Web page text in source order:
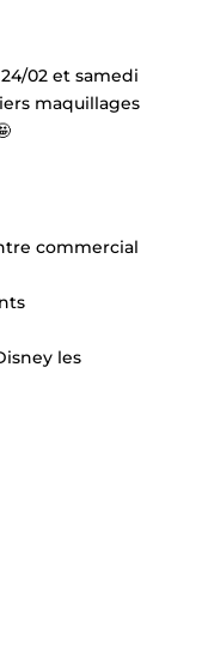
02 et samedi
maquillages
commercial
les